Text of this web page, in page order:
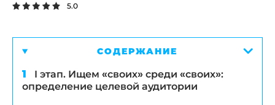
5.0
СОДЕРЖАНИЕ
I этап. Ищем «своих» среди «своих»:
определение целевой аудитории